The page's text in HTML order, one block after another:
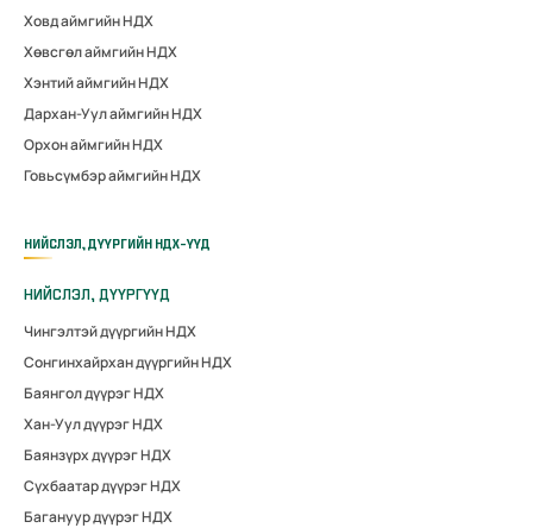
Ховд аймгийн НДХ
Хөвсгөл аймгийн НДХ
Хэнтий аймгийн НДХ
Дархан-Уул аймгийн НДХ
Орхон аймгийн НДХ
Говьсүмбэр аймгийн НДХ
НИЙСЛЭЛ, ДҮҮРГИЙН НДХ-ҮҮД
НИЙСЛЭЛ, ДҮҮРГҮҮД
Чингэлтэй дүүргийн НДХ
Сонгинхайрхан дүүргийн НДХ
Баянгол дүүрэг НДХ
Хан-Уул дүүрэг НДХ
Баянзүрх дүүрэг НДХ
Сүхбаатар дүүрэг НДХ
Багануур дүүрэг НДХ